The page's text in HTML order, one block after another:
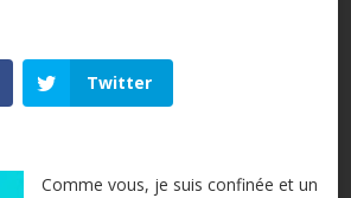
Twitter
Comme vous, je suis confinée et un